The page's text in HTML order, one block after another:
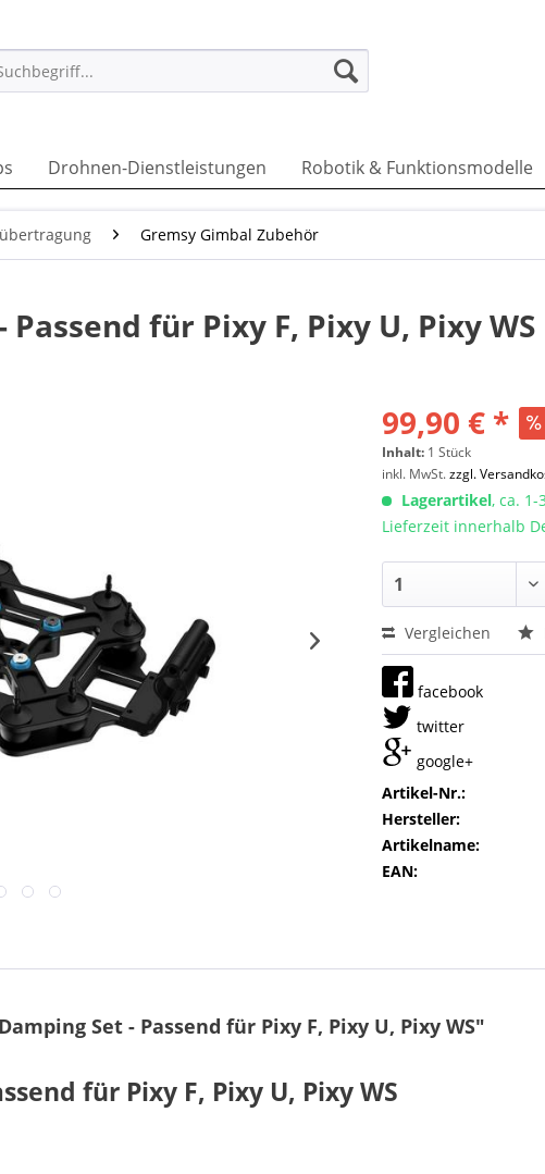
Drohnen-Dienstleistungen Robotik & Funktionsmodelle
Gremsy Gimbal Zubehör
für Pixy F, Pixy U, Pixy WS
99,90 € *
Inhalt: 1 Stück
inkl. MwSt.zzgl.
Lagerartikel, ca. 1-
Lieferzeit innerhalb
Vergleichen
facebook
twitter
google+
Artikel-Nr.:
Hersteller:
Artikelname:
EAN:
Set - Passend für Pixy F, Pixy U, Pixy WS"
für Pixy F, Pixy U, Pixy WS